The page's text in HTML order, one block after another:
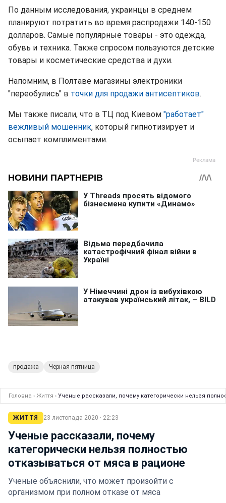
По данным исследования, украинцы в среднем
планируют потратить во время распродажи 140-150
долларов. Самые популярные товары - это одежда,
обувь и техника. Также спросом пользуются детские
товары и косметические средства и духи.
Напомним, в Полтаве магазины электроники
"переобулись" в точки для продажи антисептиков.
Мы также писали, что в ТЦ под Киевом "работает"
вежливый мошенник, который гипнотизирует и
осыпает комплиментами.
продажа Черная пятница
Головна › Життя › Ученые рассказали, почему категорически нельзя
ЖИТТЯ 23 листопада 2020 · 22:23
Ученые рассказали, почему
категорически нельзя полностью
отказываться от мяса в рационе
Ученые объяснили, что может произойти с
организмом при полном отказе от мяса